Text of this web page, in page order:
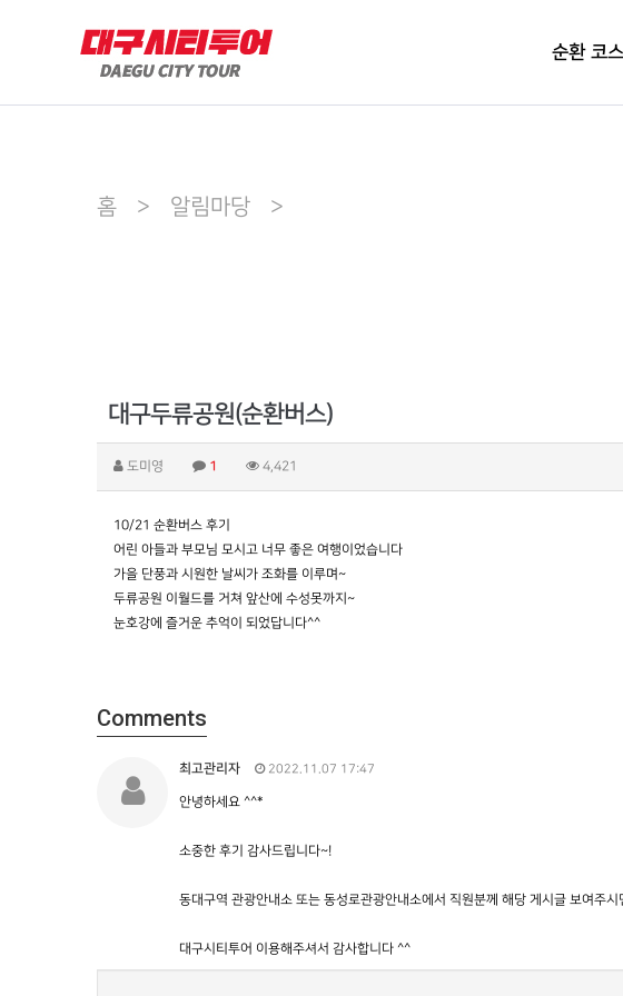
순환 코스
홈 > 알림마당 >
대구두류공원(순환버스)
도미영 1 4,421
10/21 순환버스 후기
어린 아들과 부모님 모시고 너무 좋은 여행이었습니다
가을 단풍과 시원한 날씨가 조화를 이루며~
두류공원 이월드를 거쳐 앞산에 수성못까지~
눈호강에 즐거운 추억이 되었답니다^^
Comments
최고관리자 2022.11.07 17:47
안녕하세요 ^^*
소중한 후기 감사드립니다~!
동대구역 관광안내소 또는 동성로관광안내소에서 직원분께 해당 게시글 보여주
대구시티투어 이용해주셔서 감사합니다 ^^